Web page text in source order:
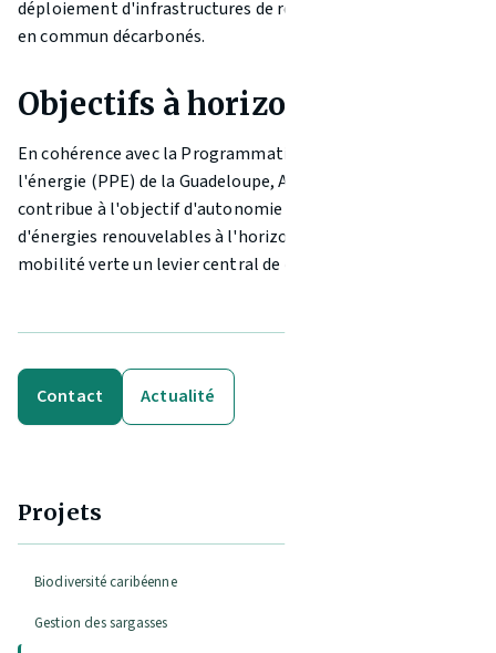
déploiement d'infrastructures de recharge et de transports
en commun décarbonés.
Objectifs à horizon 2030
En cohérence avec la Programmation pluriannuelle de
l'énergie (PPE) de la Guadeloupe, ACP Environnement
contribue à l'objectif d'autonomie énergétique à 100 %
d'énergies renouvelables à l'horizon 2030, en faisant de la
mobilité verte un levier central de cette transition.
Contact Actualité
Projets
Biodiversité caribéenne
Gestion des sargasses